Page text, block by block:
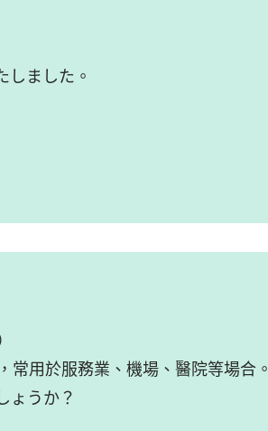
しました。
用於服務業、機場、醫院等場合。
ょうか？